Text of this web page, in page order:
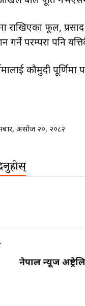
राखिएका फूल,
गर्ने परम्परा पनि
कौमुदी
असोज २०, २०८२
नेपाल न्यूज